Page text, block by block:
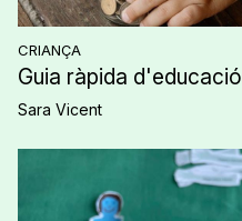
CRIANÇA
Guia ràpida
Sara Vicent